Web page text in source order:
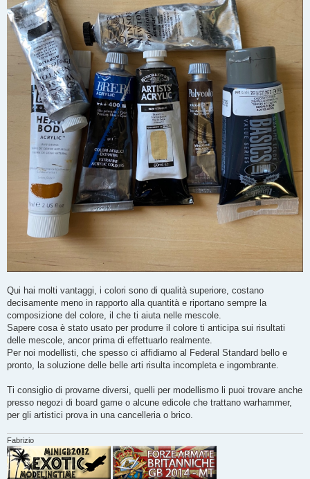
Qui hai molti vantaggi, i colori sono di qualità superiore, costano
decisamente meno in rapporto alla quantità e riportano sempre la
composizione del colore, il che ti aiuta nelle mescole.
Sapere cosa è stato usato per produrre il colore ti anticipa sui risultati
delle mescole, ancor prima di effettuarlo realmente.
Per noi modellisti, che spesso ci affidiamo al Federal Standard bello e
pronto, la soluzione delle belle arti risulta incompleta e ingombrante.
Ti consiglio di provarne diversi, quelli per modellismo li puoi trovare anche
presso negozi di board game o alcune edicole che trattano warhammer,
per gli artistici prova in una cancelleria o brico.
Fabrizio